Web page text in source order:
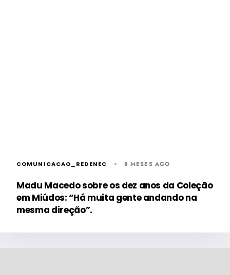
COMUNICACAO_REDENEC 8 MESES AGO
Madu Macedo sobre os dez anos da Coleção
em Miúdos: “Há muita gente andando na
mesma direção”.